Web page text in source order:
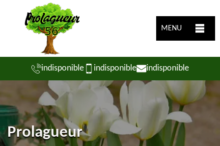
MENU
indisponible indisponible indisponible
Prolagueur